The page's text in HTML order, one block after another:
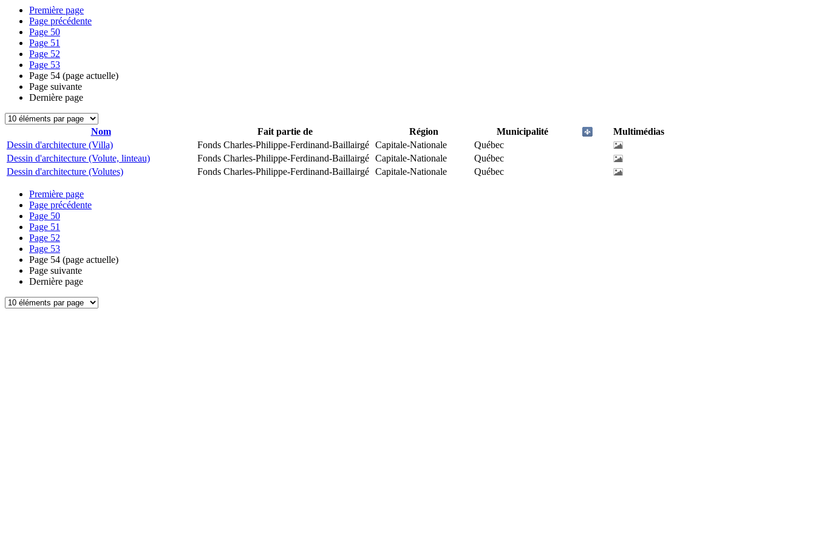
Première page
Page précédente
Page 50
Page 51
Page 52
Page 53
Page 54 (page actuelle)
Page suivante
Dernière page
Nom Fait partie de Région Municipalité
Multimédias
Dessin d'architecture (Villa)
Fonds Charles-Philippe-Ferdinand-Baillairgé Capitale-Nationale
Québec
Dessin d'architecture (Volute, linteau)
Fonds Charles-Philippe-Ferdinand-Baillairgé Capitale-Nationale
Québec
Dessin d'architecture (Volutes)
Fonds Charles-Philippe-Ferdinand-Baillairgé Capitale-Nationale Québec
Première page
Page précédente
Page 50
Page 51
Page 52
Page 53
Page 54 (page actuelle)
Page suivante
Dernière page